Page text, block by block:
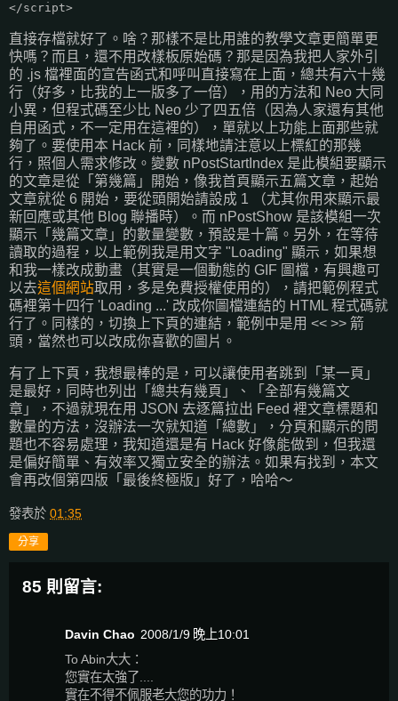
</script>
直接存檔就好了。啥？那樣不是比用誰的教學文章更簡單更
快嗎？而且，還不用改樣板原始碼？那是因為我把人家外引
的 .js 檔裡面的宣告函式和呼叫直接寫在上面，總共有六十幾
行（好多，比我的上一版多了一倍），用的方法和 Neo 大同
小異，但程式碼至少比 Neo 少了四五倍（因為人家還有其他
自用函式，不一定用在這裡的），單就以上功能上面那些就
夠了。要使用本 Hack 前，同樣地請注意以上標紅的那幾
行，照個人需求修改。變數 nPostStartIndex 是此模組要顯示
的文章是從「第幾篇」開始，像我首頁顯示五篇文章，起始
文章就從 6 開始，要從頭開始請設成 1 （尤其你用來顯示最
新回應或其他 Blog 聯播時）。而 nPostShow 是該模組一次
顯示「幾篇文章」的數量變數，預設是十篇。另外，在等待
讀取的過程，以上範例我是用文字 "Loading" 顯示，如果想
和我一樣改成動畫（其實是一個動態的 GIF 圖檔，有興趣可
以去這個網站取用，多是免費授權使用的），請把範例程式
碼裡第十四行 'Loading ...' 改成你圖檔連結的 HTML 程式碼就
行了。同樣的，切換上下頁的連結，範例中是用 << >> 箭
頭，當然也可以改成你喜歡的圖片。
有了上下頁，我想最棒的是，可以讓使用者跳到「某一頁」
是最好，同時也列出「總共有幾頁」、「全部有幾篇文
章」，不過就現在用 JSON 去逐篇拉出 Feed 裡文章標題和
數量的方法，沒辦法一次就知道「總數」，分頁和顯示的問
題也不容易處理，我知道還是有 Hack 好像能做到，但我還
是偏好簡單、有效率又獨立安全的辦法。如果有找到，本文
會再改個第四版「最後終極版」好了，哈哈～
發表於 01:35
分享
85 則留言:
Davin Chao 2008/1/9 晚上10:01
To Abin大大：
您實在太強了....
實在不得不佩服老大您的功力！